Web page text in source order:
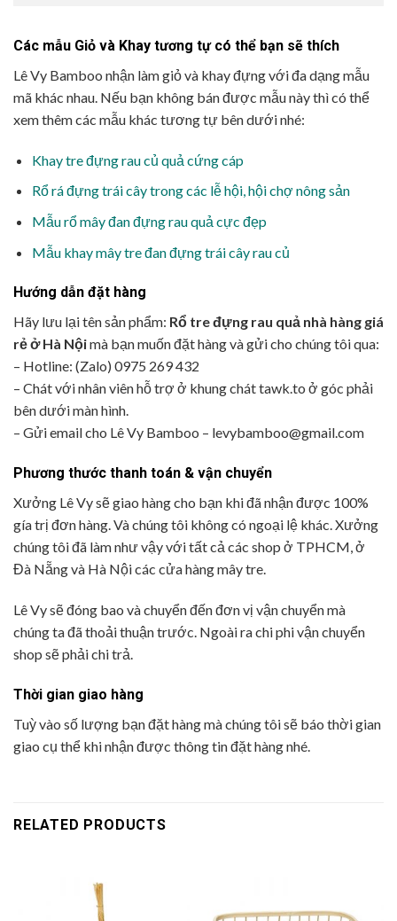
Các mẫu Giỏ và Khay tương tự có thể bạn sẽ thích
Lê Vy Bamboo nhận làm giỏ và khay đựng với đa dạng mẫu
mã khác nhau. Nếu bạn không bán được mẫu này thì có thể
xem thêm các mẫu khác tương tự bên dưới nhé:
Khay tre đựng rau củ quả cứng cáp
Rổ rá đựng trái cây trong các lễ hội, hội chợ nông sản
Mẫu rổ mây đan đựng rau quả cực đẹp
Mẫu khay mây tre đan đựng trái cây rau củ
Hướng dẫn đặt hàng
Hãy lưu lại tên sản phẩm: Rổ tre đựng rau quả nhà hàng giá
rẻ ở Hà Nộimà bạn muốn đặt hàng và gửi cho chúng tôi qua:
– Hotline: (Zalo) 0975 269 432
– Chát với nhân viên hỗ trợ ở khung chát tawk.to ở góc phải
bên dưới màn hình.
– Gửi email cho Lê Vy Bamboo – levybamboo@gmail.com
Phương thước thanh toán & vận chuyển
Xưởng Lê Vy sẽ giao hàng cho bạn khi đã nhận được 100%
gía trị đơn hàng. Và chúng tôi không có ngoại lệ khác. Xưởng
chúng tôi đã làm như vậy với tất cả các shop ở TPHCM, ở
Đà Nẵng và Hà Nội các cửa hàng mây tre.
Lê Vy sẽ đóng bao và chuyển đến đơn vị vận chuyển mà
chúng ta đã thoải thuận trước. Ngoài ra chi phi vận chuyển
shop sẽ phải chi trả.
Thời gian giao hàng
Tuỳ vào số lượng bạn đặt hàng mà chúng tôi sẽ báo thời gian
giao cụ thể khi nhận được thông tin đặt hàng nhé.
RELATED PRODUCTS